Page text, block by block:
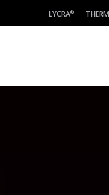
LYCRA®